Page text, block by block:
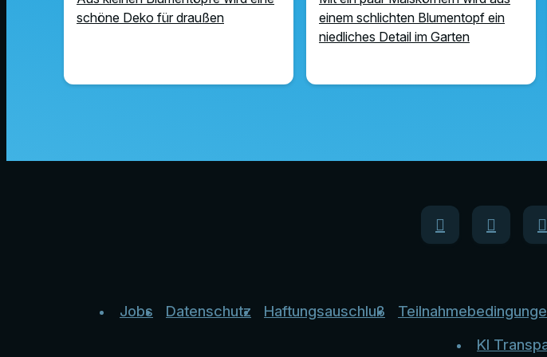
schöne Deko für draußen
einem schlichten Blumentopf ein
niedliches Detail im Garten
Jobs Datenschutz Haftungsauschluß
KI